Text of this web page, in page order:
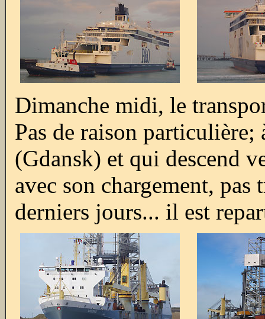
Dimanche midi, le
Pas de raison
(Gdansk) et qui descend
avec son chargement,
derniers jours... il est